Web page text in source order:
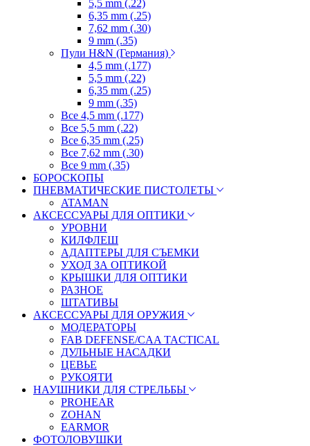
5,5 mm (.22)
6,35 mm (.25)
7,62 mm (.30)
9 mm (.35)
Пули H&N (Германия)
4,5 mm (.177)
5,5 mm (.22)
6,35 mm (.25)
9 mm (.35)
Все 4,5 mm (.177)
Все 5,5 mm (.22)
Все 6,35 mm (.25)
Все 7,62 mm (.30)
Все 9 mm (.35)
БОРОСКОПЫ
ПНЕВМАТИЧЕСКИЕ ПИСТОЛЕТЫ
ATAMAN
АКСЕССУАРЫ ДЛЯ ОПТИКИ
УРОВНИ
КИЛФЛЕШ
АДАПТЕРЫ ДЛЯ СЪЕМКИ
УХОД ЗА ОПТИКОЙ
КРЫШКИ ДЛЯ ОПТИКИ
РАЗНОЕ
ШТАТИВЫ
АКСЕССУАРЫ ДЛЯ ОРУЖИЯ
МОДЕРАТОРЫ
FAB DEFENSE/CAA TACTICAL
ДУЛЬНЫЕ НАСАДКИ
ЦЕВЬЕ
РУКОЯТИ
НАУШНИКИ ДЛЯ СТРЕЛЬБЫ
PROHEAR
ZOHAN
EARMOR
ФОТОЛОВУШКИ